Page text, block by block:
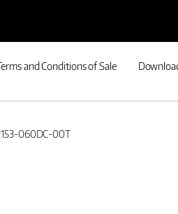
and Conditions of Sale
060DC-00T